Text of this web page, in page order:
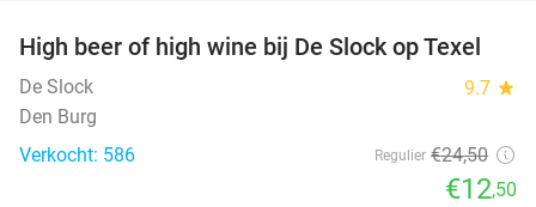
49%
High beer of high wine bij De Slock op Texel
De Slock 9.7 star
Den Burg
Verkocht: 586
Regulier €24,50
€12,50